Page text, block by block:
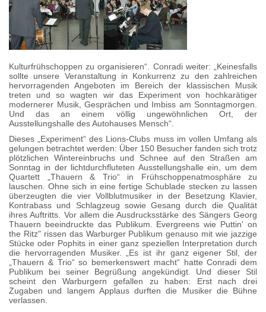
Kulturfrühschoppen zu organisieren“. Conradi weiter: „Keinesfalls
sollte unsere Veranstaltung in Konkurrenz zu den zahlreichen
hervorragenden Angeboten im Bereich der klassischen Musik
treten und so wagten wir das Experiment von hochkarätiger
modernerer Musik, Gesprächen und Imbiss am Sonntagmorgen.
Und das an einem völlig ungewöhnlichen Ort, der
Ausstellungshalle des Autohauses Mensch“.
Dieses „Experiment“ des Lions-Clubs muss im vollen Umfang als
gelungen betrachtet werden: Über 150 Besucher fanden sich trotz
plötzlichen Wintereinbruchs und Schnee auf den Straßen am
Sonntag in der lichtdurchfluteten Ausstellungshalle ein, um dem
Quartett „Thauern & Trio“ in Frühschoppenatmosphäre zu
lauschen. Ohne sich in eine fertige Schublade stecken zu lassen
überzeugten die vier Vollblutmusiker in der Besetzung Klavier,
Kontrabass und Schlagzeug sowie Gesang durch die Qualität
ihres Auftritts. Vor allem die Ausdrucksstärke des Sängers Georg
Thauern beeindruckte das Publikum. Evergreens wie Puttin' on
the Ritz" rissen das Warburger Publikum genauso mit wie jazzige
Stücke oder Pophits in einer ganz speziellen Interpretation durch
die hervorragenden Musiker. „Es ist ihr ganz eigener Stil, der
„Thauern & Trio“ so bemerkenswert macht“ hatte Conradi dem
Publikum bei seiner Begrüßung angekündigt. Und dieser Stil
scheint den Warburgern gefallen zu haben: Erst nach drei
Zugaben und langem Applaus durften die Musiker die Bühne
verlassen.